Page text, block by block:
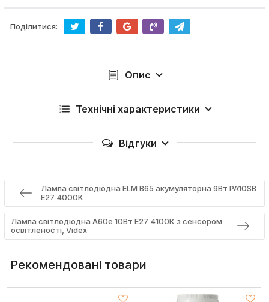
Поділитися:
Опис
Технічні характеристики
Відгуки
Лампа світлодіодна ELM B65 акумуляторна 9Вт PA10SB
E27 4000K
Лампа світлодіодна A60e 10Вт E27 4100К з сенсором
освітленості, Videx
Рекомендовані товари